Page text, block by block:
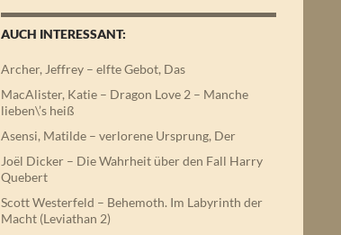
AUCH INTERESSANT:
Archer, Jeffrey – elfte Gebot, Das
MacAlister, Katie – Dragon Love 2 – Manche
lieben\’s heiß
Asensi, Matilde – verlorene Ursprung, Der
Joël Dicker – Die Wahrheit über den Fall Harry
Quebert
Scott Westerfeld – Behemoth. Im Labyrinth der
Macht (Leviathan 2)